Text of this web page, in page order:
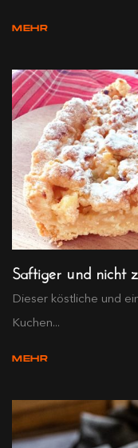
MEHR
Saftiger und nicht
Dieser köstliche und
Kuchen...
MEHR